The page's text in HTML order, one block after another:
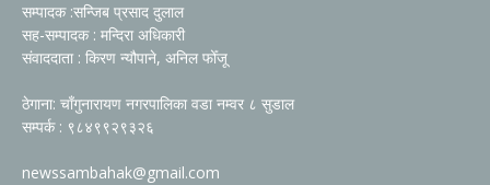
सम्पादक :सन्जिब प्रसाद दुलाल
सह-सम्पादक : मन्दिरा अधिकारी
संवाददाता : किरण न्यौपाने, अनिल फोँजू
ठेगाना: चाँगुनारायण नगरपालिका वडा नम्वर ८ सुडाल
सम्पर्क : ९८४९९२९३२६
newssambahak@gmail.com